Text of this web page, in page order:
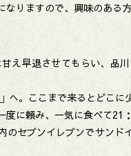
りますので、興味のある
早退させてもらい、品
。ここまで来るとどこに
に頼み、一気に食べて21
セブンイレブンでサンド